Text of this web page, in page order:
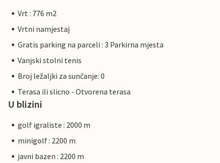
Vrt : 776 m2
Vrtni namjestaj
Gratis parking na parceli : 3 Parkirna mjesta
Vanjski stolni tenis
Broj ležaljki za sunčanje: 0
Terasa ili slicno - Otvorena terasa
U blizini
golf igraliste : 2000 m
minigolf : 2200 m
javni bazen : 2200 m